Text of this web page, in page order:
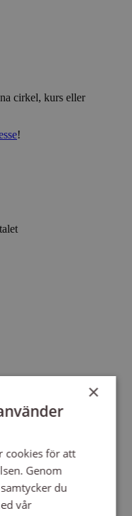
cirkel, kurs eller
!
×
cookies för att
Genom
du
vår